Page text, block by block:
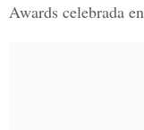
Awards celebrada